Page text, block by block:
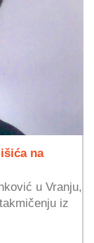
na
u Vranju,
iz